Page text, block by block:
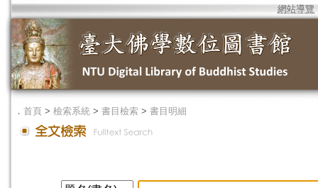
網站導覽
． 首頁 > 檢索系統 > 書目檢索 > 書目明細